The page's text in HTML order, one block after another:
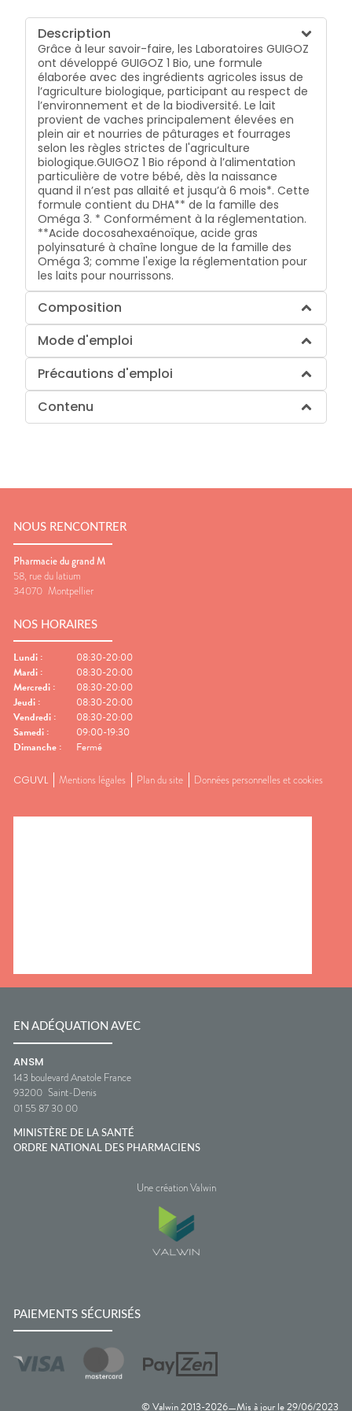
Description
Grâce à leur savoir-faire, les Laboratoires GUIGOZ
ont développé GUIGOZ 1 Bio, une formule
élaborée avec des ingrédients agricoles issus de
l’agriculture biologique, participant au respect de
l’environnement et de la biodiversité. Le lait
provient de vaches principalement élevées en
plein air et nourries de pâturages et fourrages
selon les règles strictes de l'agriculture
biologique.GUIGOZ 1 Bio répond à l’alimentation
particulière de votre bébé, dès la naissance
quand il n’est pas allaité et jusqu’à 6 mois*. Cette
formule contient du DHA** de la famille des
Oméga 3. * Conformément à la réglementation.
**Acide docosahexaénoïque, acide gras
polyinsaturé à chaîne longue de la famille des
Oméga 3; comme l'exige la réglementation pour
les laits pour nourrissons.
Composition
Mode d'emploi
Précautions d'emploi
Contenu
© Valwin 2013-2026 Mis à jour le29/06/2023
NOUS RENCONTRER
Pharmacie du grand M
58, rue du latium
34070 Montpellier
NOS HORAIRES
Lundi :
08:30-20:00
Mardi :
08:30-20:00
Mercredi :
08:30-20:00
Jeudi :
08:30-20:00
Vendredi :
08:30-20:00
Samedi :
09:00-19:30
Dimanche : Fermé
CGUVL Mentions légales Plan du site Données personnelles et cookies
EN ADÉQUATION AVEC
ANSM
143 boulevard Anatole France
93200 Saint-Denis
01 55 87 30 00
MINISTÈRE DE LA SANTÉ
ORDRE NATIONAL DES PHARMACIENS
Une création Valwin
PAIEMENTS SÉCURISÉS